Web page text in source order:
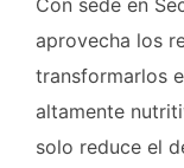
aprovecha los
transformarlos
altamente
solo reduce el